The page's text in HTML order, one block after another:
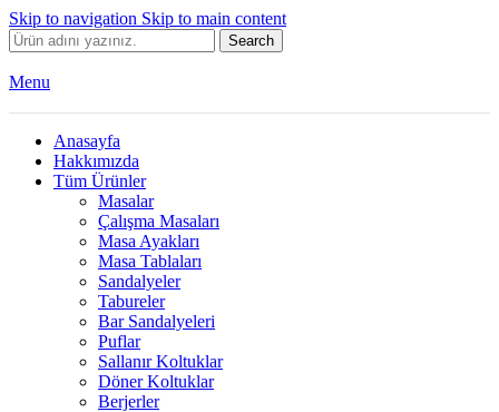
Skip to navigation Skip to main content
Search
Menu
Anasayfa
Hakkımızda
Tüm Ürünler
Masalar
Çalışma Masaları
Masa Ayakları
Masa Tablaları
Sandalyeler
Tabureler
Bar Sandalyeleri
Puflar
Sallanır Koltuklar
Döner Koltuklar
Berjerler